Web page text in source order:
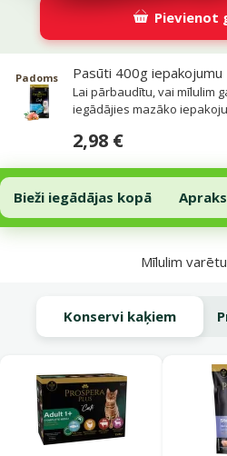
Pievienot
Saistītie produktiPasūti 400g iepakojumu
Lai pārbaudītu, vai mīlulim
iegādājies mazāko
Padoms
2,98 €
Barība kaķiem – Prospera Plus
Pievienot grozam
Bieži iegādājas kopā
Uz lapas sākumu
Mīlulim
Konservi kaķiem